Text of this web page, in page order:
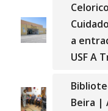
a
USF A
Beira |